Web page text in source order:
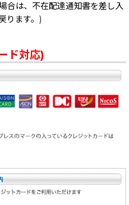
合は、不在配達通知書を差し入
ります。)
ド対応)